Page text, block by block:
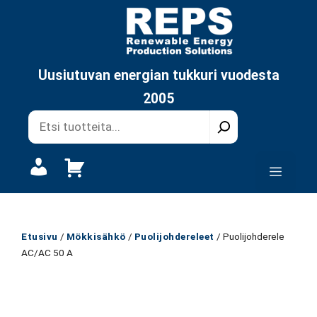
Uusiutuvan energian tukkuri vuodesta
2005
Etusivu / Mökkisähkö / Puolijohdereleet / Puolijohderele
AC/AC 50 A